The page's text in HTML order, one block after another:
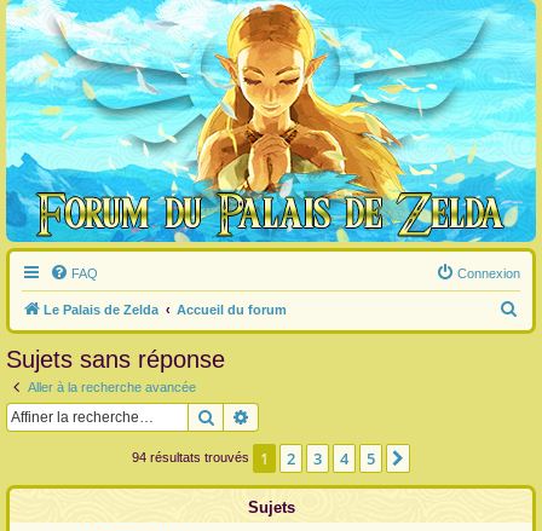
FAQ Connexion
Le Palais de Zelda Accueil du forum
e
c
Sujets sans réponse
Aller à la recherche avancée
Rechercher
94 résultats trouvés 1 2 3 4 5
Sujets